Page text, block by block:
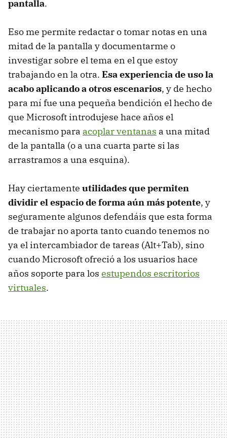
pantalla.
Eso me permite redactar o tomar notas en una
mitad de la pantalla y documentarme o
investigar sobre el tema en el que estoy
trabajando en la otra. Esa experiencia de uso la
acabo aplicando a otros escenarios, y de hecho
para mí fue una pequeña bendición el hecho de
que Microsoft introdujese hace años el
mecanismo para acoplar ventanas a una mitad
de la pantalla (o a una cuarta parte si las
arrastramos a una esquina).
Hay ciertamente utilidades que permiten
dividir el espacio de forma aún más potente, y
seguramente algunos defendáis que esta forma
de trabajar no aporta tanto cuando tenemos no
ya el intercambiador de tareas (Alt+Tab), sino
cuando Microsoft ofreció a los usuarios hace
años soporte para los estupendos escritorios
virtuales.